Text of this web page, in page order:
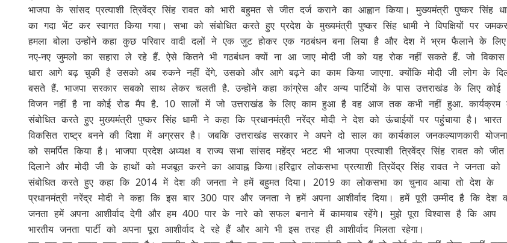
भाजपा के सांसद प्रत्याशी त्रिवेंद्र सिंह रावत को भारी बहुमत से जीत दर्ज कराने का आह्वान किया। मुख्यमंत्री पुष्कर सिंह
का गदा भेंट कर स्वागत किया गया। सभा को संबोधित करते हुए प्रदेश के मुख्यमंत्री पुष्कर सिंह धामी ने विपक्षियों पर जमकर
हमला बोला उन्होंने कहा कुछ परिवार वादी दलों ने एक जुट होकर एक गठबंधन बना लिया है और देश में भ्रम फैलाने के लिए
नए-नए जुमलो का सहारा ले रहे हैं. ऐसे कितने भी गठबंधन क्यों ना आ जाए मोदी जी को यह रोक नहीं सकते हैं. जो
धारा आगे बढ़ चुकी है उसको अब रुकने नहीं देंगे, उसको और आगे बढ़ने का काम किया जाएगा. क्योंकि मोदी जी लोग के
बसते हैं. भाजपा सरकार सबको साथ लेकर चलती है. उन्होंने कहा कांग्रेस और अन्य पार्टियों के पास उत्तराखंड के लिए कोई
विजन नहीं है ना कोई रोड मैप है. 10 सालों में जो उत्तराखंड के लिए काम हुआ है वह आज तक कभी नहीं हुआ. कार्यक्रम
संबोधित करते हुए मुख्यमंत्री पुष्कर सिंह धामी ने कहा कि प्रधानमंत्री नरेंद्र मोदी ने देश को ऊंचाईयों पर पहुंचाया है।
विकसित राष्ट्र बनने की दिशा में अग्रसर है। जबकि उत्तराखंड सरकार ने अपने दो साल का कार्यकाल जनकल्याणकारी
को समर्पित किया है। भाजपा प्रदेश अध्यक्ष व राज्य सभा सांसद महेंद्र भटट भी भाजपा प्रत्याशी त्रिवेंद्र सिंह रावत को जीत
दिलाने और मोदी जी के हाथों को मजबूत करने का आवाह्न किया।हरिद्वार लोकसभा प्रत्याशी त्रिवेंद्र सिंह रावत ने जनता को
संबोधित करते हुए कहा कि 2014 में देश की जनता ने हमें बहुमत दिया। 2019 का लोकसभा का चुनाव आया तो देश के
प्रधानमंत्री नरेंद्र मोदी ने कहा कि इस बार 300 पार और जनता ने हमें अपना आशीर्वाद दिया। हमें पूरी उम्मीद है कि देश
जनता हमें अपना आशीर्वाद देगी और हम 400 पार के नारे को सफल बनाने में कामयाब रहेंगे। मुझे पूरा विश्वास है कि आप
भारतीय जनता पार्टी को अपना पूरा आशीर्वाद दे रहे हैं और आगे भी इस तरह ही आशीर्वाद मिलता रहेगा।